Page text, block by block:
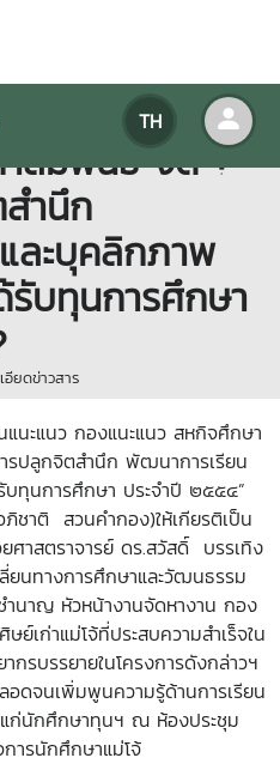
TH
แนะแนวสหกิจ
าสัมพันธ์ จัด ?
ำนึก
ละบุคลิกภาพ
บทุนการศึกษา
อียดข่าวสาร
ะแนว กองแนะแนว สหกิจศึกษา
รปลูกจิตสำนึก พัฒนาการเรียน
ทุนการศึกษา ประจำปี ๒๕๕๔”
ชาติ สวนคำกอง)ให้เกียรติเป็น
ศาสตราจารย์ ดร.สวัสดิ์ บรรเทิง
ยนทางการศึกษาและวัฒนธรรม
ำนาญ หัวหน้างานจัดหางาน กอง
ย์เก่าแม่โจ้ที่ประสบความสำเร็จใน
กรบรรยายในโครงการดังกล่าวฯ
ดจนเพิ่มพูนความรู้ด้านการเรียน
ก่นักศึกษาทุนฯ ณ ห้องประชุม
รนักศึกษาแม่โจ้